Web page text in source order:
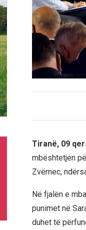
Tiranë, 09
mbështetjen
Zvërnec,
Në fjalën e
punimet në
duhet të